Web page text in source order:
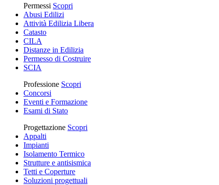
Permessi Scopri
Abusi Edilizi
Attività Edilizia Libera
Catasto
CILA
Distanze in Edilizia
Permesso di Costruire
SCIA
Professione Scopri
Concorsi
Eventi e Formazione
Esami di Stato
Progettazione Scopri
Appalti
Impianti
Isolamento Termico
Strutture e antisismica
Tetti e Coperture
Soluzioni progettuali